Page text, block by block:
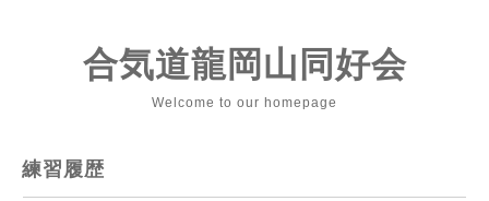
合気道龍岡山同好会
Welcome to our homepage
練習履歴